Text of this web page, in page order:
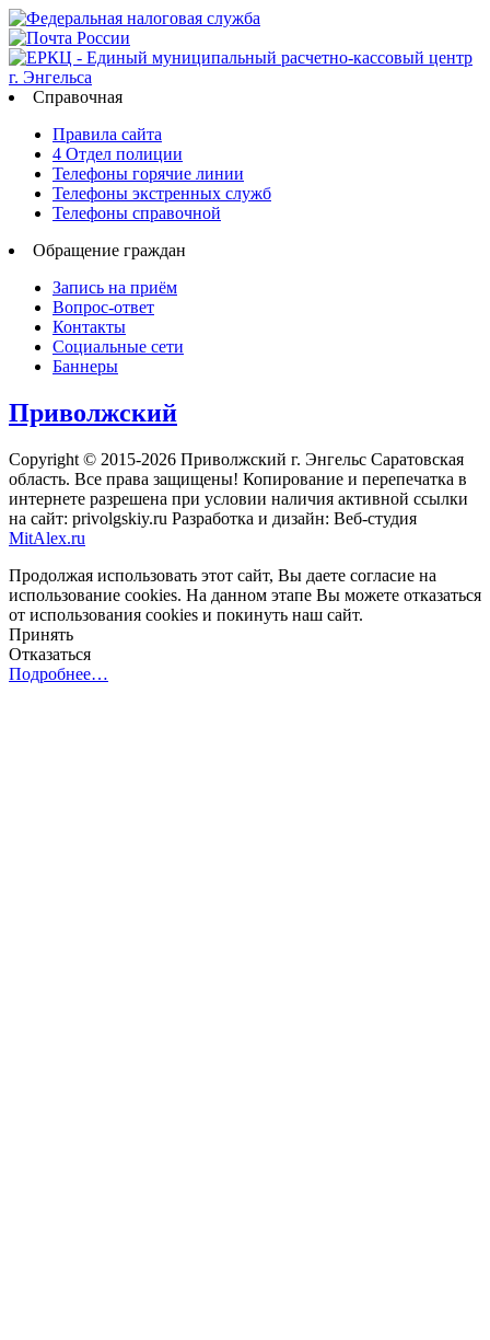
Справочная
Правила сайта
4 Отдел полиции
Телефоны горячие линии
Телефоны экстренных служб
Телефоны справочной
Обращение граждан
Запись на приём
Вопрос-ответ
Контакты
Социальные сети
Баннеры
Приволжский
Copyright © 2015-2026 Приволжский г. Энгельс Саратовская
область. Все права защищены! Копирование и перепечатка в
интернете разрешена при условии наличия активной ссылки
на сайт: privolgskiy.ru Разработка и дизайн: Веб-студия
MitAlex.ru
Продолжая использовать этот сайт, Вы даете согласие на
использование cookies. На данном этапе Вы можете отказаться
от использования cookies и покинуть наш сайт.
Принять
Отказаться
Подробнее…